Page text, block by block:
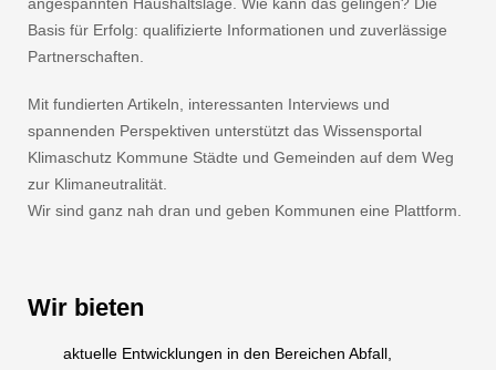
Basis für Erfolg: qualifizierte Informationen und zuverlässige
Partnerschaften.
Mit fundierten Artikeln, interessanten Interviews und
spannenden Perspektiven unterstützt das Wissensportal
Klimaschutz Kommune Städte und Gemeinden auf dem Weg
zur Klimaneutralität.
Wir sind ganz nah dran und geben Kommunen eine Plattform.
Wir bieten
aktuelle Entwicklungen in den Bereichen Abfall,